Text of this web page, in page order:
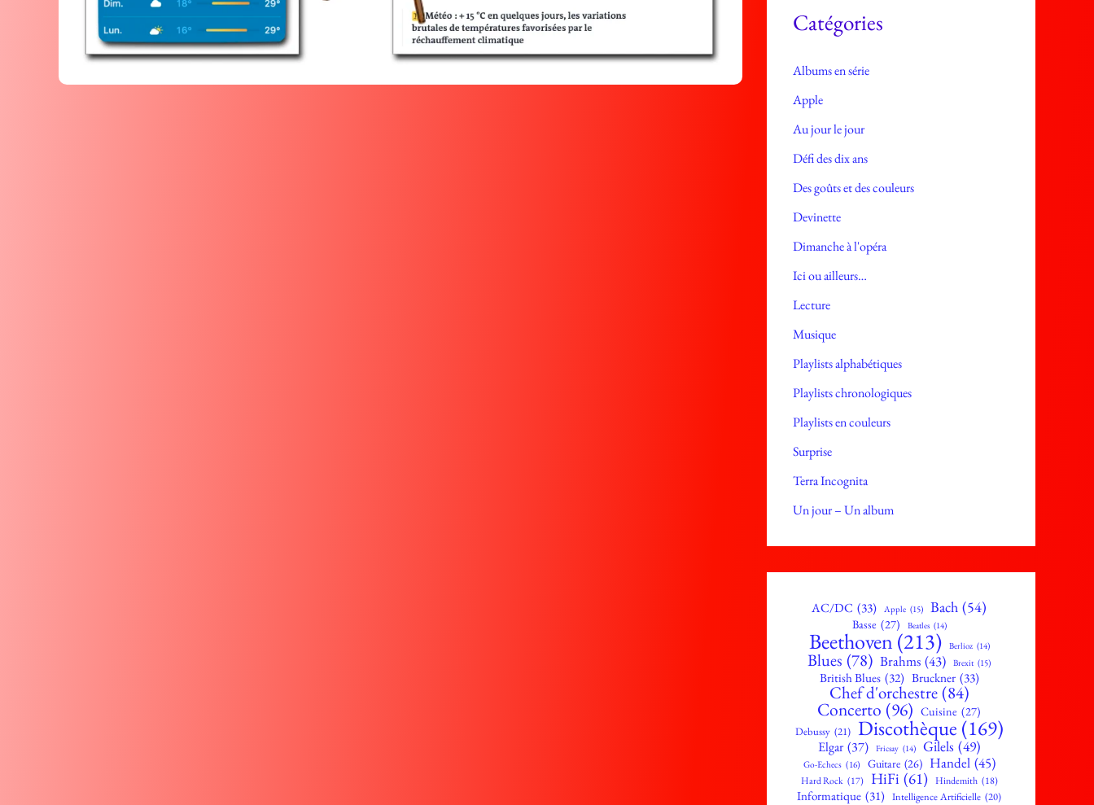
sCatégories
Albums en série
Apple
Au jour le jour
Défi des dix ans
Des goûts et des couleurs
Devinette
Dimanche à l'opéra
Ici ou ailleurs…
Lecture
Musique
Playlists alphabétiques
Playlists chronologiques
Playlists en couleurs
Surprise
Terra Incognita
Un jour – Un album
AC/DC (33) Apple (15) Bach (54)
Basse (27) Beatles (14)
Beethoven (213) Berlioz (14)
Blues (78) Brahms (43) Brexit (15)
British Blues (32) Bruckner (33)
Chef d'orchestre (84)
Concerto (96) Cuisine (27)
Debussy (21) Discothèque (169)
Elgar (37) Fricsay (14) Gilels (49)
Go-Echecs (16) Guitare (26) Handel (45)
Hard Rock (17) HiFi (61) Hindemith (18)
Informatique (31) Intelligence Artificielle (20)